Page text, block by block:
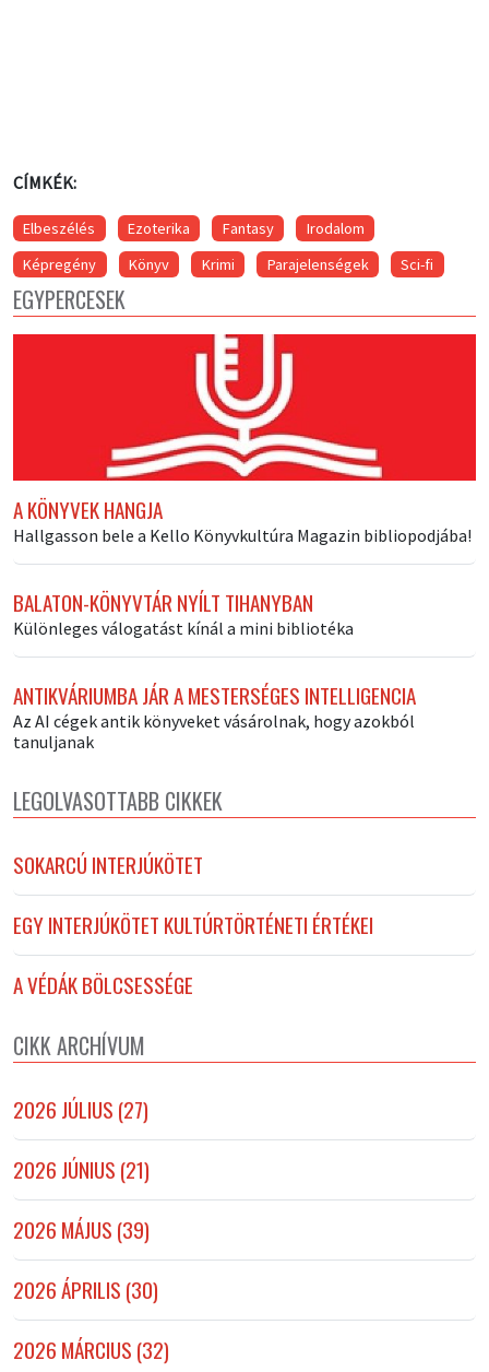
CÍMKÉK:
Elbeszélés Ezoterika Fantasy
Irodalom
Képregény
Könyv Krimi Parajelenségek Sci-fi
EGYPERCESEK
A KÖNYVEK HANGJA
Hallgasson bele a Kello Könyvkultúra Magazin bibliopodjába!
BALATON-KÖNYVTÁR NYÍLT TIHANYBAN
Különleges válogatást kínál a mini bibliotéka
ANTIKVÁRIUMBA JÁR A MESTERSÉGES INTELLIGENCIA
Az AI cégek antik könyveket vásárolnak, hogy azokból
tanuljanak
LEGOLVASOTTABB CIKKEK
SOKARCÚ INTERJÚKÖTET
EGY INTERJÚKÖTET KULTÚRTÖRTÉNETI ÉRTÉKEI
A VÉDÁK BÖLCSESSÉGE
CIKK ARCHÍVUM
2026 JÚLIUS (27)
2026 JÚNIUS (21)
2026 MÁJUS (39)
2026 ÁPRILIS (30)
2026 MÁRCIUS (32)